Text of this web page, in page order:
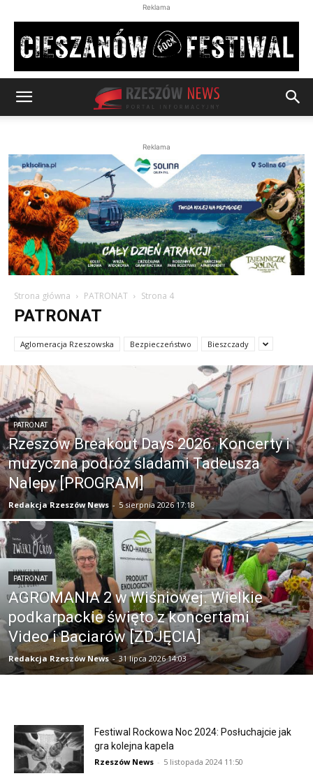
Reklama
Reklama
Strona główna PATRONAT Strona 4
PATRONAT
Aglomeracja Rzeszowska Bezpieczeństwo Bieszczady
PATRONAT
Rzeszów Breakout Days 2026. Koncerty i
muzyczna podróż śladami Tadeusza
Nalepy [PROGRAM]
Redakcja Rzeszów News - 5 sierpnia 2026 17:18
PATRONAT
AGROMANIA 2 w Wiśniowej. Wielkie
podkarpackie święto z koncertami
Video i Baciarów [ZDJĘCIA]
Redakcja Rzeszów News - 31 lipca 2026 14:03
Festiwal Rockowa Noc 2024: Posłuchajcie jak
gra kolejna kapela
Rzeszów News - 5 listopada 2024 11:50